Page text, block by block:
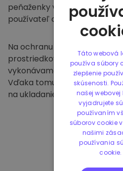
peňaženky v rámci našej
používateľ dostane
Na ochranu našich
prostriedkov ponúkame
vykonávame pravidelné
Vďaka tomuto prístupu je
na ukladanie a iných
Táto webová
používa súbory
zlepšenie
skúsenosti.
našej
vyjadrujete
používaním
súborov cookie
našimi
používania
cookie.